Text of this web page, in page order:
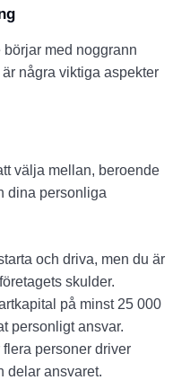
med noggrann
några viktiga aspekter
välja mellan, beroende
dina personliga
och driva, men du är
skulder.
på minst 25 000
personligt ansvar.
flera personer driver
delar ansvaret.